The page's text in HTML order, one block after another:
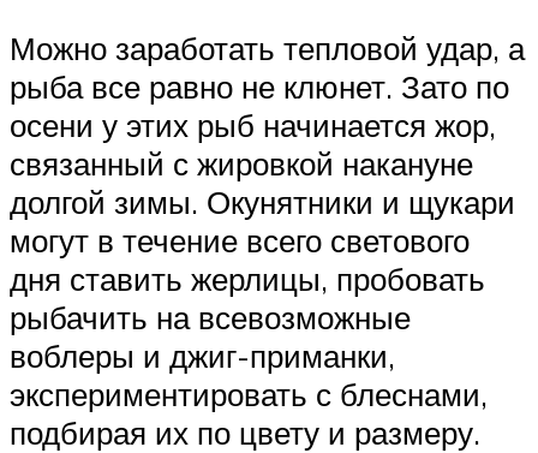
Можно заработать тепловой удар, а
рыба все равно не клюнет. Зато по
осени у этих рыб начинается жор,
связанный с жировкой накануне
долгой зимы. Окунятники и щукари
могут в течение всего светового
дня ставить жерлицы, пробовать
рыбачить на всевозможные
воблеры и джиг-приманки,
экспериментировать с блеснами,
подбирая их по цвету и размеру.